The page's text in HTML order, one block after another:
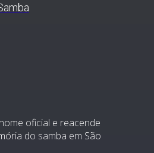
oficial e reacende
do samba em São